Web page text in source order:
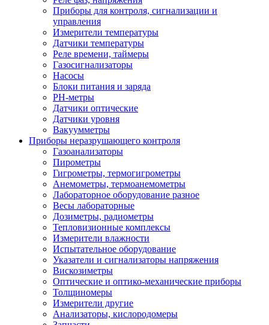
Приборы для контроля, сигнализации и
управления
Измерители температуры
Датчики температуры
Реле времени, таймеры
Газосигнализаторы
Насосы
Блоки питания и заряда
PH-метры
Датчики оптические
Датчики уровня
Вакуумметры
Приборы неразрушающего контроля
Газоанализаторы
Пирометры
Гигрометры, термогигрометры
Анемометры, термоанемометры
Лабораторное оборудование разное
Весы лабораторные
Дозиметры, радиометры
Тепловизионные комплексы
Измерители влажности
Испытательное оборудование
Указатели и сигнализаторы напряжения
Вискозиметры
Оптические и оптико-механические приборы
Толщиномеры
Измерители другие
Анализаторы, кислородомеры